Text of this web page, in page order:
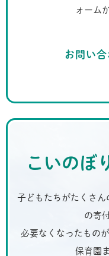
ォーム
お問い
こいのぼ
子どもたちがたくさん
の寄
必要なくなったもの
保育園